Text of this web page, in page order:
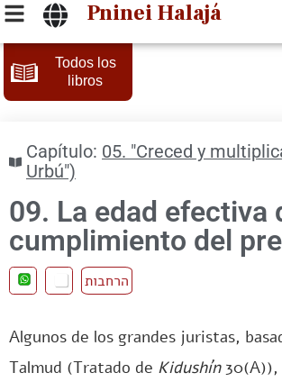
Pninei Halajá
Todos los
libros
Capítulo: 05. "Creced y
Urbú")
09. La edad efectiva
cumplimiento del
הרחבות
Algunos de los grandes juristas,
Talmud (Tratado de Kidushín30(A)),